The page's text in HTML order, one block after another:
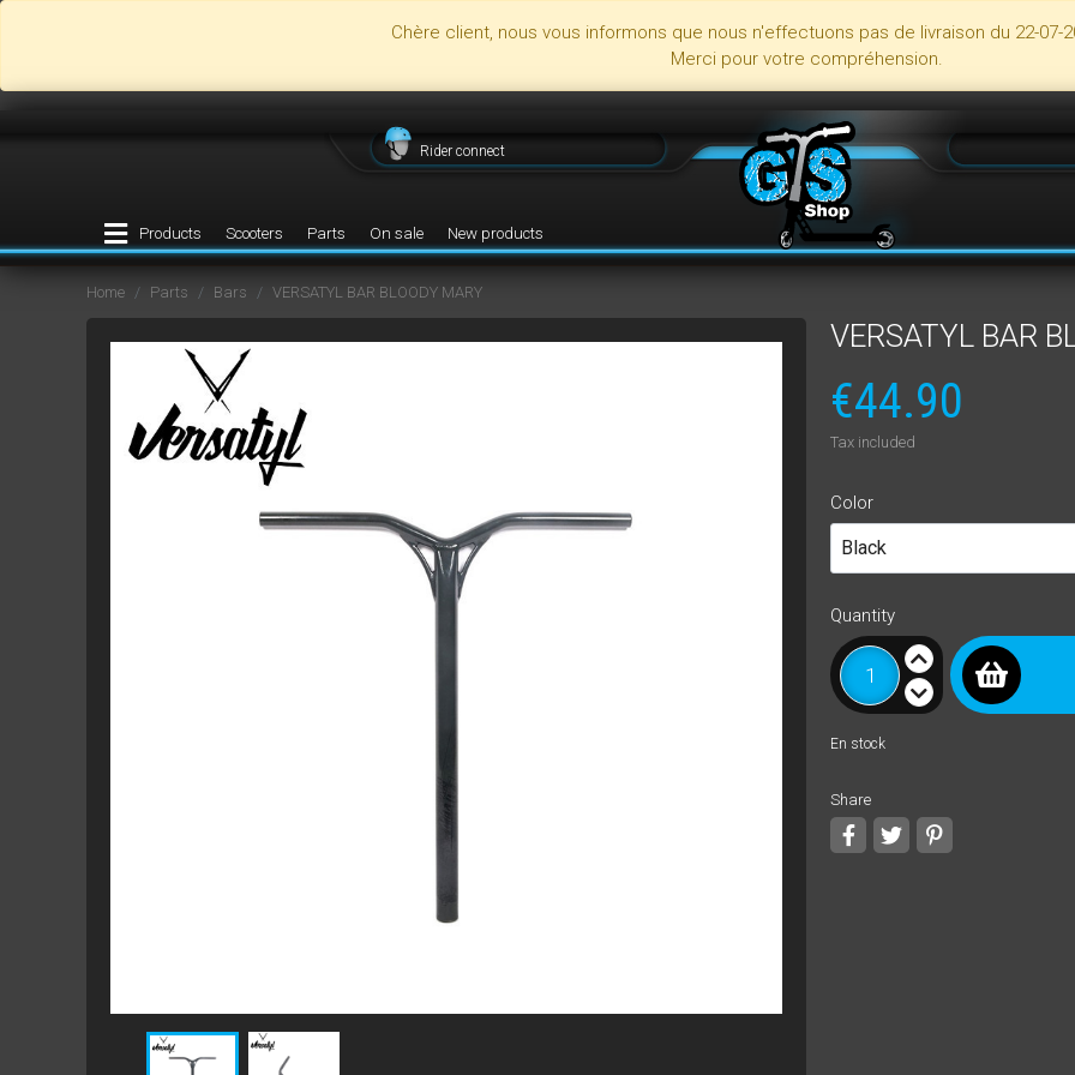
Chère client, nous vous informons que nous n'effectuons pas de livraison du 22-07-
Merci pour votre compréhension.
Rider connect
Products Scooters Parts On sale New products
Home Parts Bars VERSATYL BAR BLOODY MARY
VERSATYL BAR
€44.90
Tax included
Color
Quantity
En stock
Share